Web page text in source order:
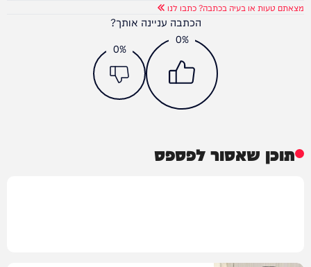
מצאתם טעות או בעיה בכתבה? כתבו לנו
הכתבה עניינה אותך?
0%
0%
תוכן שאסור לפספס